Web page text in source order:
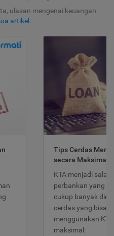
ulasan mengenai keuangan.
artikel .
Tips Cerdas
secara Maksimal
KTA menjadi
perbankan yang
cukup banyak
cerdas yang bisa
menggunakan
maksimal: